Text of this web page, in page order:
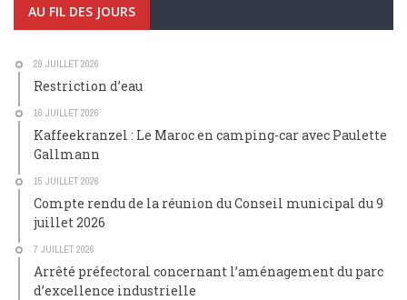
AU FIL DES JOURS
29 JUILLET 2026
Restriction d’eau
16 JUILLET 2026
Kaffeekranzel : Le Maroc en camping-car avec Paulette
Gallmann
15 JUILLET 2026
Compte rendu de la réunion du Conseil municipal du 9
juillet 2026
7 JUILLET 2026
Arrêté préfectoral concernant l’aménagement du parc
d’excellence industrielle